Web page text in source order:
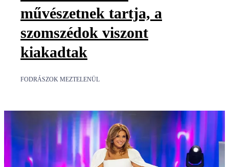
művészetnek tartja, a
szomszédok viszont
kiakadtak
FODRÁSZOK MEZTELENÜL